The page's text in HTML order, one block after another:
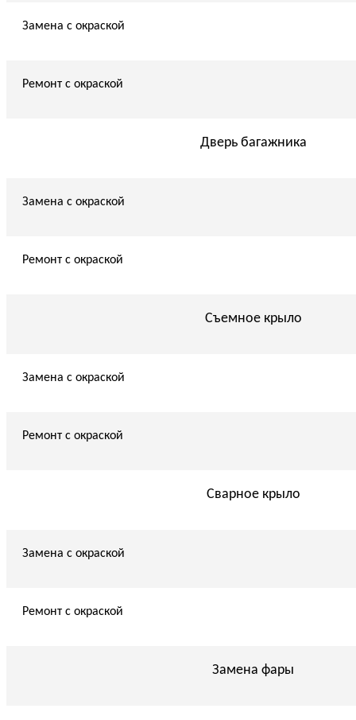
Замена с окраской
Ремонт с окраской
Дверь багажника
Замена с окраской
Ремонт с окраской
Съемное крыло
Замена с окраской
Ремонт с окраской
Сварное крыло
Замена с окраской
Ремонт с окраской
Замена фары